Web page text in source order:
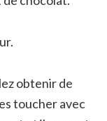
obtenir de
toucher avec